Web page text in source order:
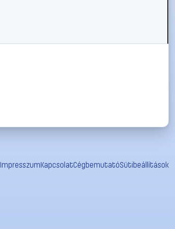
ImpresszumKapcsolatCégbemutatóSütibeállítások